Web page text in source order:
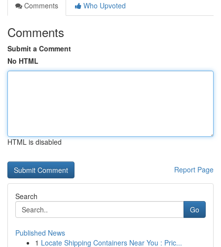
Comments
Who Upvoted
Comments
Submit a Comment
No HTML
HTML is disabled
Report Page
Search
Go
Published News
1 Locate Shipping Containers Near You : Pric...